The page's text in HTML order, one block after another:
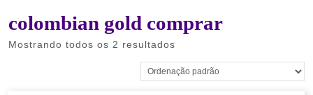
colombian gold comprar
Mostrando todos os 2 resultados